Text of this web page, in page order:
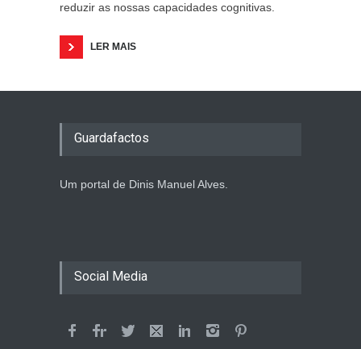
reduzir as nossas capacidades cognitivas.
LER MAIS
Guardafactos
Um portal de Dinis Manuel Alves.
Social Media